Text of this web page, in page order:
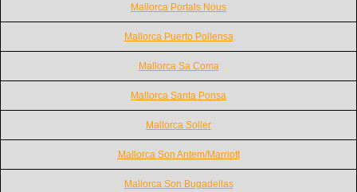
Mallorca Portals Nous
Mallorca Puerto Pollensa
Mallorca Sa Coma
Mallorca Santa Ponsa
Mallorca Soller
Mallorca Son Antem/Marriott
Mallorca Son Bugadellas